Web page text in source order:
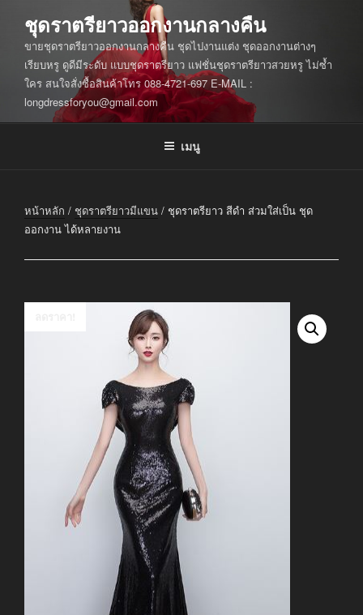
บทความ
ชุดราตรียาวออกงานกลางคืน
ขายชุดราตรียาวออกงานกลางคืน ชุดไปงานแต่ง ชุดออกงานต่างๆ
เรียบหรู ดูดีมีระดับ แบบชุดราตรียาว แฟชั่นชุดราตรียาวสวยหรู ไม่ซ้ำ
ใคร สนใจสั่งซื้อสินค้าโทร 088-4721-697 E-MAIL :
longdressforyou@gmail.com
เมนู
หน้าหลัก / ชุดราตรียาวมีแขน / ชุดราตรียาว สีดำ ส่วมใส่เป็น ชุด
ออกงาน ได้หลายงาน